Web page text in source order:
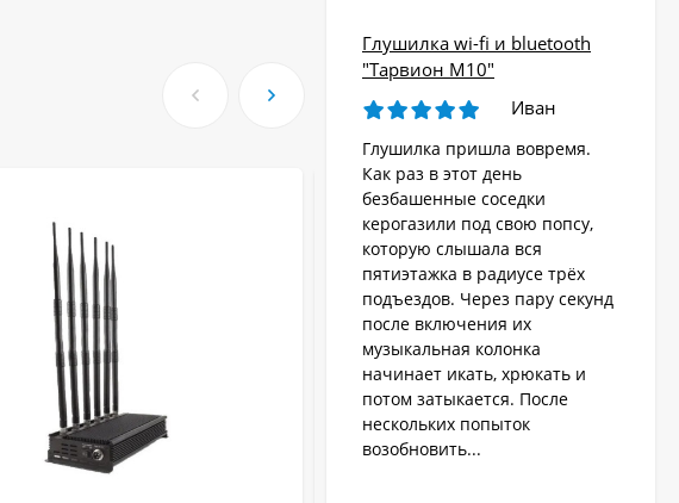
Глушилка wi-fi и bluetooth
"Тарвион M10"
Иван
Глушилка пришла вовремя.
Как раз в этот день
безбашенные соседки
керогазили под свою попсу,
которую слышала вся
пятиэтажка в радиусе трёх
подъездов. Через пару секунд
после включения их
музыкальная колонка
начинает икать, хрюкать и
потом затыкается. После
нескольких попыток
возобновить...